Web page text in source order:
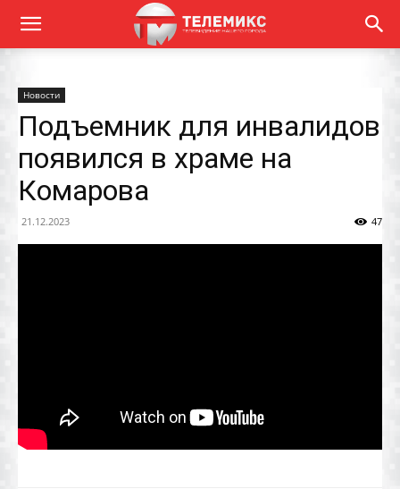
Новости
Подъемник для инвалидов
появился в храме на
Комарова
21.12.2023 47